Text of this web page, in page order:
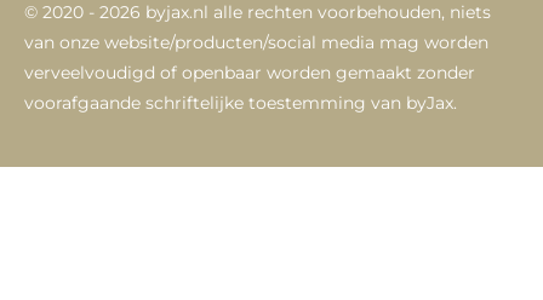
© 2020 - 2026 byjax.nl alle rechten voorbehouden, niets
van onze website/producten/social media mag worden
verveelvoudigd of openbaar worden gemaakt zonder
voorafgaande schriftelijke toestemming van byJax.